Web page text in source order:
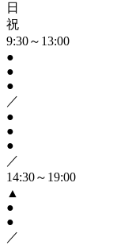
日
祝
9:30～13:00
●
●
●
／
●
●
●
／
14:30～19:00
▲
●
●
／